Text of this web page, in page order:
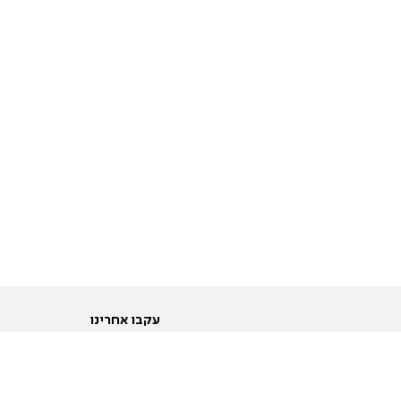
עקבו אחרינו